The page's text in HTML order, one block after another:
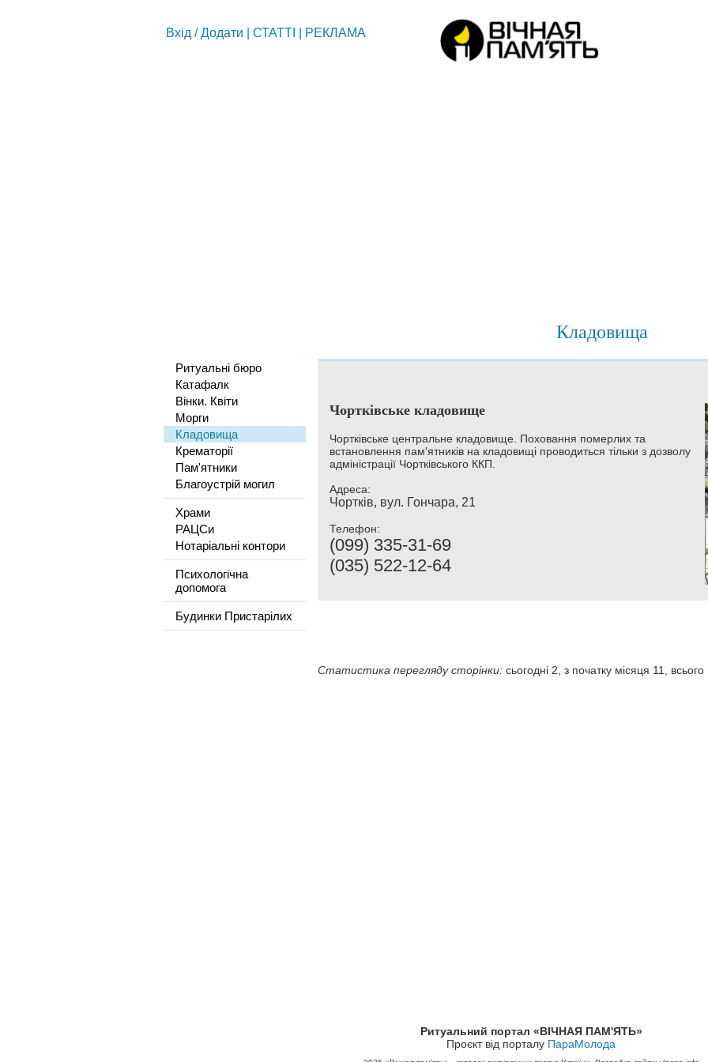
Вхід /Додати СТАТТІ РЕКЛАМА
Кладовища
Ритуальні бюро
Катафалк
Вінки. Квіти
Морги
Кладовища
Крематорії
Пам'ятники
Благоустрій могил
Храми
РАЦСи
Нотаріальні контори
Психологічна
допомога
Будинки Пристарілих
Чортківське кладовище
Чортківське центральне кладовище. Поховання померлих та
встановлення пам'ятників на кладовищі проводиться тільки з дозволу
адміністрації Чортківського ККП.
Адреса:
Чортків, вул. Гончара, 21
Телефон:
(099) 335-31-69
(035) 522-12-64
Статистика перегляду сторінки: сьогодні 2, з початку місяця 11,
Ритуальний портал «ВІЧНАЯ ПАМ'ЯТЬ»
Проєкт від порталу ПараМолода